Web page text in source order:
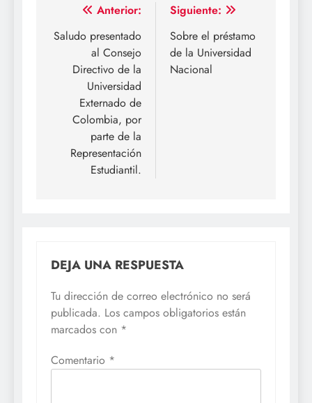
Navegación
de
entradas
Anterior:
Saludo presentado
al Consejo
Directivo de la
Universidad
Externado de
Colombia, por
parte de la
Representación
Estudiantil.
Siguiente:
Sobre el préstamo
de la Universidad
Nacional
DEJA UNA RESPUESTA
Tu dirección de correo electrónico no será
publicada. Los campos obligatorios están
marcados con *
Comentario *